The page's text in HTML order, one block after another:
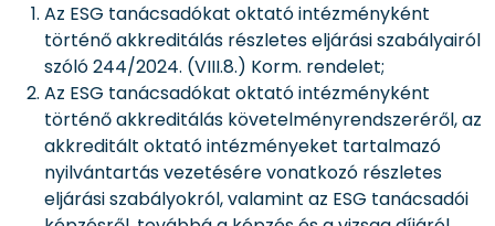
Az ESG tanácsadókat oktató intézményként
történő akkreditálás részletes eljárási szabályairól
szóló 244/2024. (VIII.8.) Korm. rendelet;
Az ESG tanácsadókat oktató intézményként
történő akkreditálás követelményrendszeréről, az
akkreditált oktató intézményeket tartalmazó
nyilvántartás vezetésére vonatkozó részletes
eljárási szabályokról, valamint az ESG tanácsadói